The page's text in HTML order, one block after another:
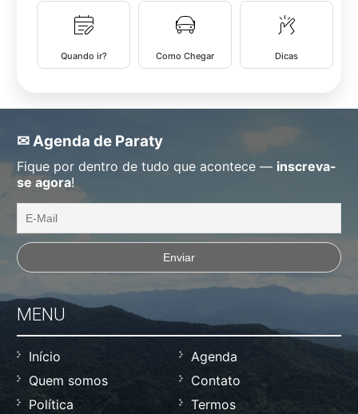
Quando ir? Como Chegar Dicas
✉ Agenda de Paraty
Fique por dentro de tudo que acontece — inscreva-
se agora!
MENU
Início
Agenda
Quem somos
Contato
Política
Termos